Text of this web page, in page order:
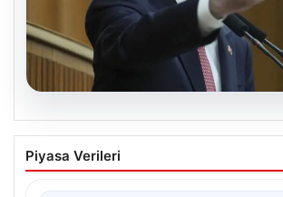
Kılıçdaroğlu: Hesap
vermekten de çekinmeyiz
Piyasa Verileri